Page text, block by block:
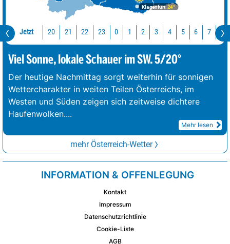
Klagenfurt 24°
Jetzt 20 21 22 23 0 1 2 3 4 5 6 7 8
Viel Sonne, lokale Schauer im SW. 5/20°
Der heutige Nachmittag sorgt weiterhin für sonnigen
Wettercharakter in weiten Teilen Österreichs, im
Westen und Süden zeigen sich zeitweise dichtere
Haufenwolken....
Mehr lesen
mehr Österreich-Wetter
INFORMATION & OFFENLEGUNG
Kontakt
Impressum
Datenschutzrichtlinie
Cookie-Liste
AGB